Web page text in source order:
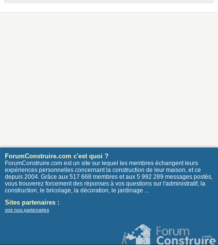
ForumConstruire.com c'est quoi ?
ForumConstruire.com est un site sur lequel les membres échangent leurs
expériences personnelles concernant la construction de leur maison, et ce
depuis 2004. Grâce aux 517 668 membres et aux 5 992 289 messages postés,
vous trouverez forcement des réponses à vos questions sur l'administratif, la
construction, le bricolage, la décoration, le jardinage ...
Sites partenaires :
voir nos partenaires